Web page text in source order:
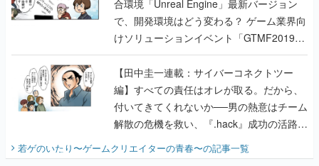
合環境「Unreal Engine」最新バージョン
で、開発環境はどう変わる？ ゲーム業界向
けソリューションイベント「GTMF2019」
に行って、より理解を深めよう【PR】
【田中圭一連載：サイバーコネクトツー
編】すべての責任はオレが取る。だから、
付いてきてくれないか──男の熱意はチーム
解散の危機を救い、『.hack』成功の活路を
開く。業界の快男児・松山 洋に流れる血は
『少年ジャンプ』色だった【若ゲのいた
若ゲのいたり〜ゲームクリエイターの青春〜の記事一覧